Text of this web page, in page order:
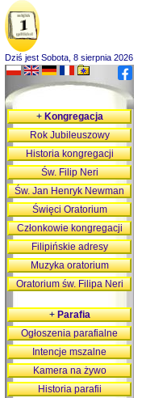
Dziś jest Sobota, 8 sierpnia 2026
+Kongregacja
Rok Jubileuszowy
Historia kongregacji
Św. Filip Neri
Św. Jan Henryk Newman
Święci Oratorium
Członkowie kongregacji
Filipińskie adresy
Muzyka oratorium
Oratorium św. Filipa Neri
+Parafia
Ogłoszenia parafialne
Intencje mszalne
Kamera na żywo
Historia parafii